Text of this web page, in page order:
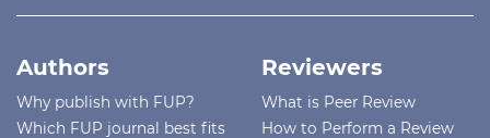
Authors
Why publish with FUP?
Which FUP journal best fits
Reviewers
What is Peer Review
How to Perform a Review